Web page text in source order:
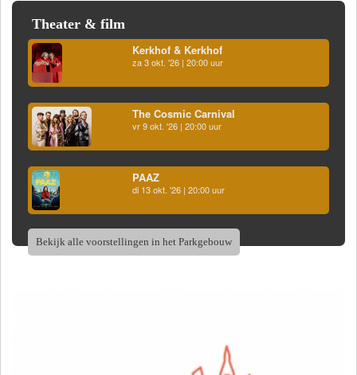
Theater & film
Kerkhof & Kerkhof
za 3 okt. '26 | 20:00 uur
The Cosmic Carnival
vr 9 okt. '26 | 20:00 uur
PAAZ
di 13 okt. '26 | 20:00 uur
Bekijk alle voorstellingen in het Parkgebouw